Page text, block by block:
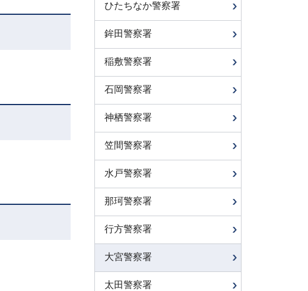
ひたちなか警察署
鉾田警察署
稲敷警察署
石岡警察署
神栖警察署
笠間警察署
水戸警察署
那珂警察署
行方警察署
大宮警察署
太田警察署